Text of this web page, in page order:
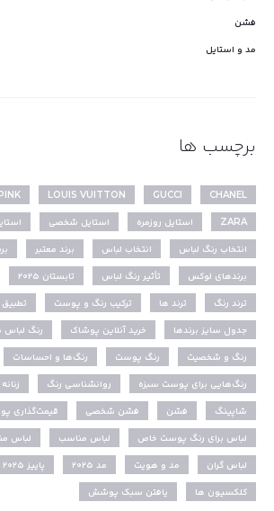
فشن
مد و استایل
برچسب ها
CHANEL
GUCCI
LOUIS VUITTON
ZARA استایل روزمره استایل شخصی
انتخاب رنگ لباس انتخاب لباس برند معتبر
برندهای لوکس تأثیر رنگ لباس تابستان ۲۰۲۵
ترند رنگ ترند ها ترکیب رنگ و پوست
جدول سایز برندها خرید آنلاین پوشاک رنگ
رنگ و شخصیت رنگ پوست رنگ‌ها و احساسات
رنگ‌هایی برای پوست سبزه روانشناسی رنگ زنانه
شاپینگ فشن فشن شخصی قیمت‌گذاری
لباس برای رنگ پوست خاص لباس مناسب لباس
لباس گران مد و هویت مد ۲۰۲۵ پاییز ۲۰۲۵
کلکسیون ها یافتن سبک پوشش